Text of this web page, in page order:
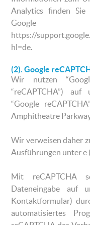
Analytics finden Sie
Google
https://
hl=de.
(2). Google
Wir nutzen
“reCAPTCHA”)
“Google
Amphitheatre
Wir verweisen daher
Ausführungen unter e
Mit reCAPTCHA
Dateneingabe auf
Kontaktformular)
automatisiertes